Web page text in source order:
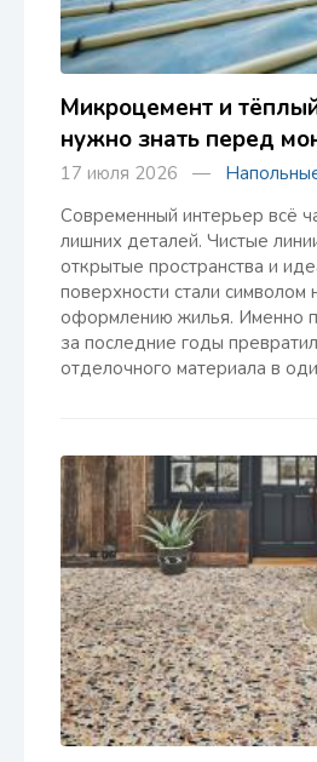
Микроцемент и
нужно знать перед
17 июля 2026 —
Современный интерьер всё
лишних деталей. Чистые
открытые пространства и
поверхности стали символом
оформлению жилья. Именно
за последние годы
отделочного материала в